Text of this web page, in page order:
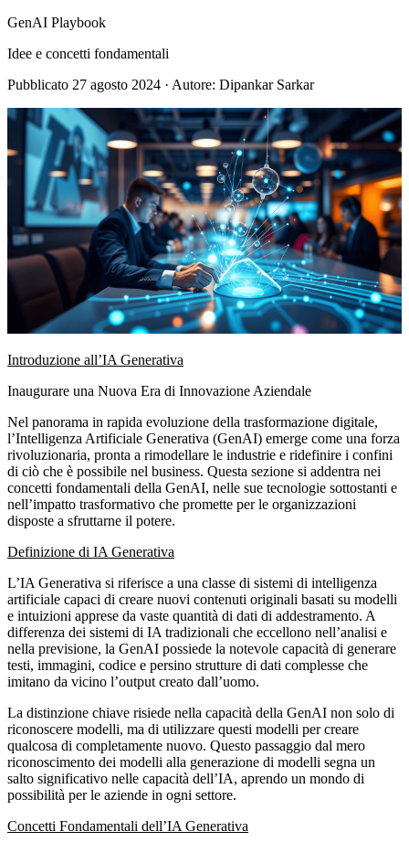
GenAI Playbook
Idee e concetti fondamentali
Pubblicato 27 agosto 2024 · Autore: Dipankar Sarkar
Introduzione all’IA Generativa
Inaugurare una Nuova Era di Innovazione Aziendale
Nel panorama in rapida evoluzione della trasformazione digitale,
l’Intelligenza Artificiale Generativa (GenAI) emerge come una forza
rivoluzionaria, pronta a rimodellare le industrie e ridefinire i confini
di ciò che è possibile nel business. Questa sezione si addentra nei
concetti fondamentali della GenAI, nelle sue tecnologie sottostanti e
nell’impatto trasformativo che promette per le organizzazioni
disposte a sfruttarne il potere.
Definizione di IA Generativa
L’IA Generativa si riferisce a una classe di sistemi di intelligenza
artificiale capaci di creare nuovi contenuti originali basati su modelli
e intuizioni apprese da vaste quantità di dati di addestramento. A
differenza dei sistemi di IA tradizionali che eccellono nell’analisi e
nella previsione, la GenAI possiede la notevole capacità di generare
testi, immagini, codice e persino strutture di dati complesse che
imitano da vicino l’output creato dall’uomo.
La distinzione chiave risiede nella capacità della GenAI non solo di
riconoscere modelli, ma di utilizzare questi modelli per creare
qualcosa di completamente nuovo. Questo passaggio dal mero
riconoscimento dei modelli alla generazione di modelli segna un
salto significativo nelle capacità dell’IA, aprendo un mondo di
possibilità per le aziende in ogni settore.
Concetti Fondamentali dell’IA Generativa